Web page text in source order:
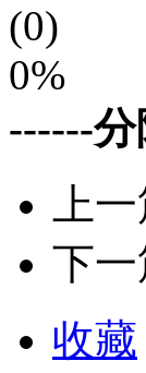
(0)
0%
------
上
下一
收藏